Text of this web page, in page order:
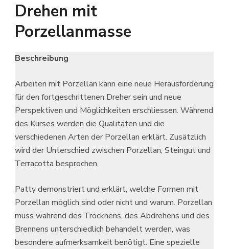
Drehen mit
Porzellanmasse
Beschreibung
Arbeiten mit Porzellan kann eine neue Herausforderung
für den fortgeschrittenen Dreher sein und neue
Perspektiven und Möglichkeiten erschliessen. Während
des Kurses werden die Qualitäten und die
verschiedenen Arten der Porzellan erklärt. Zusätzlich
wird der Unterschied zwischen Porzellan, Steingut und
Terracotta besprochen.
Patty demonstriert und erklärt, welche Formen mit
Porzellan möglich sind oder nicht und warum. Porzellan
muss während des Trocknens, des Abdrehens und des
Brennens unterschiedlich behandelt werden, was
besondere aufmerksamkeit benötigt. Eine spezielle